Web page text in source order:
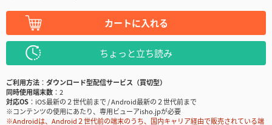
カートに入れる
ちょっと立ち読み
ご利用方法
ダウンロード型配信サービス（買切型）
同時使用端末数
2
対応OS
iOS最新の２世代前まで / Android最新の２世代前まで
※コンテンツの使用にあたり、専用ビューアisho.jpが必要
※Androidは、Android２世代前の端末のうち、国内キャリア経由で販売されている端